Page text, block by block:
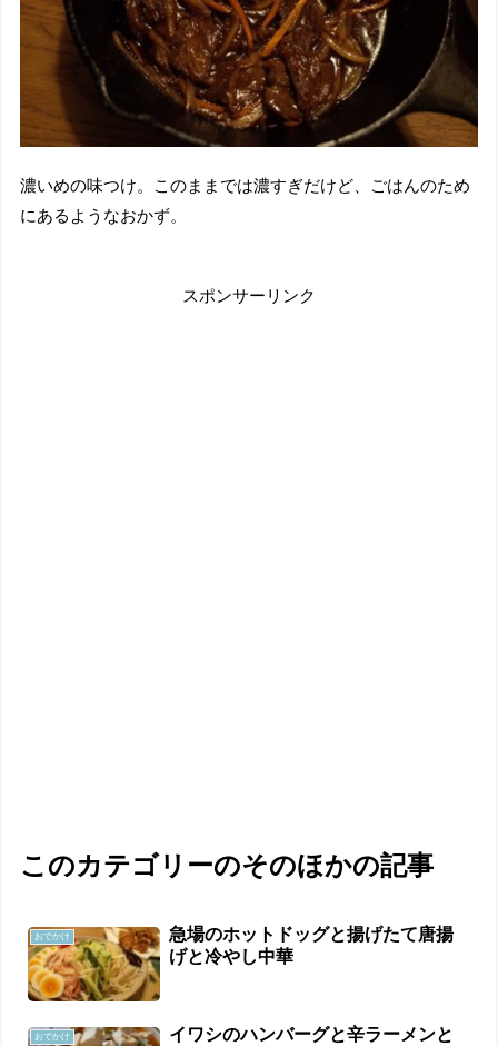
濃いめの味つけ。このままでは濃すぎだけど、ごはんのため
にあるようなおかず。
スポンサーリンク
このカテゴリーのそのほかの記事
おでかけ
急場のホットドッグと揚げたて唐揚
げと冷やし中華
おでかけ
イワシのハンバーグと辛ラーメンと